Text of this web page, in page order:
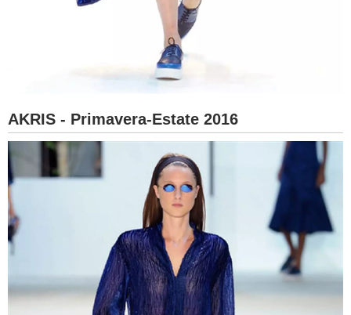
AKRIS - Primavera-Estate 2016